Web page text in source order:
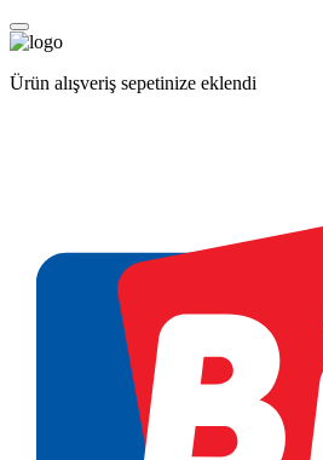
Ürün alışveriş sepetinize eklendi